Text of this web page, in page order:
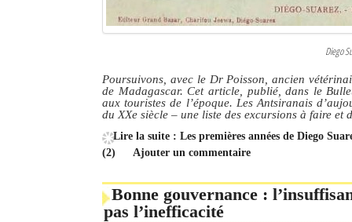
Diego
Poursuivons, avec le Dr Poisson, ancien
de Madagascar. Cet article, publié, dans le
aux touristes de l’époque. Les Antsiranais
du XXe siècle – une liste des excursions à faire et
Lire la suite : Les premières années de Diego
(2)
Ajouter un commentaire
Bonne gouvernance :
pas l’inefficacité